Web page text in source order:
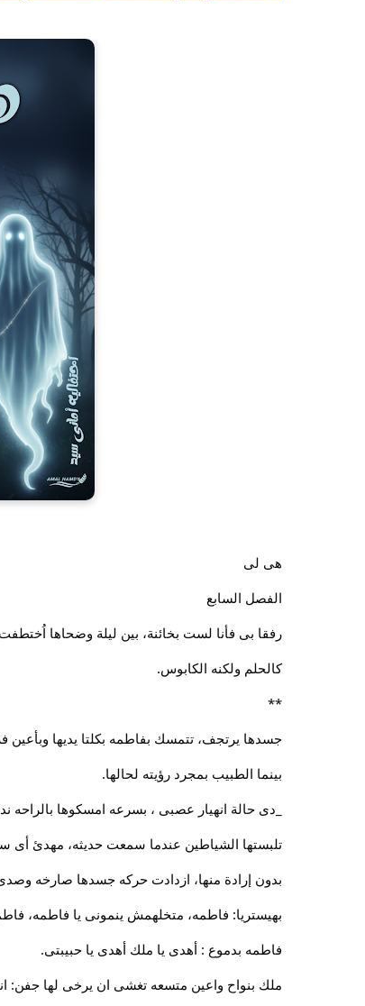
هى لى
الفصل السابع
رفقا بى فأنا لست بخائنة، بين ليلة وضحاها
كالحلم ولكنه الكابوس.
**
جسدها يرتجف، تتمسك بفاطمه بكلتا يديها وبأعين
بينما الطبيب بمجرد رؤيته لحالها.
_دى حالة انهيار عصبى ، بسرعه امسكوها بالراحه
تلبستها الشياطين عندما سمعت حديثه، مهدئ أى
بدون إرادة منها، ازدادت حركه جسدها صارخه
بهيستريا: فاطمه، متخلهمش ينمونى يا فاطمه،
فاطمه بدموع : أهدى يا ملك أهدى يا حبيبتى.
ملك بنواح واعين متسعه تغشى ان يرخى لها جفن: